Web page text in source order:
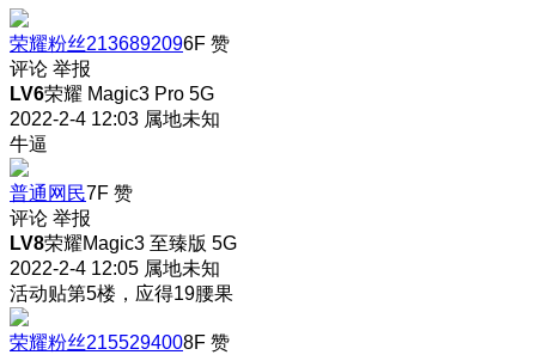
荣耀粉丝2136892096F 赞
评论 举报
LV6荣耀 Magic3 Pro 5G
2022-2-4 12:03 属地未知
牛逼
普通网民7F 赞
评论 举报
LV8荣耀Magic3 至臻版 5G
2022-2-4 12:05 属地未知
活动贴第5楼，应得19腰果
荣耀粉丝2155294008F 赞